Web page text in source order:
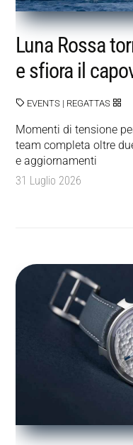
Luna Rossa
e sfiora il
EVENTS | REGATTAS
Momenti di tensione
team completa oltre
e aggiornamenti
31 Luglio 2026